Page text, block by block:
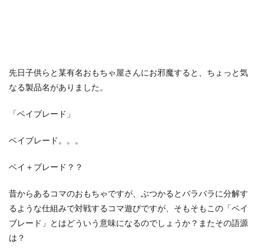
先日子供らと某有名おもちゃ屋さんにお邪魔すると、ちょっと気
なる製品名がありました。
「ベイブレード」
ベイブレード。。。
ベイ＋ブレード？？
昔からあるコマのおもちゃですが、ぶつかるとバラバラに分解す
るような仕組みで対戦するコマ遊びですが、そもそもこの「ベイ
ブレード」とはどういう意味になるのでしょうか？またその語源
は？